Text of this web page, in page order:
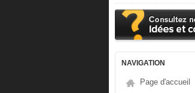
NAVIGATION
Page d'accueil